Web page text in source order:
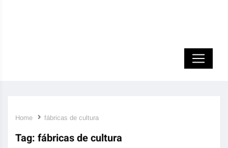
Home fábricas de cultura
Tag: fábricas de cultura